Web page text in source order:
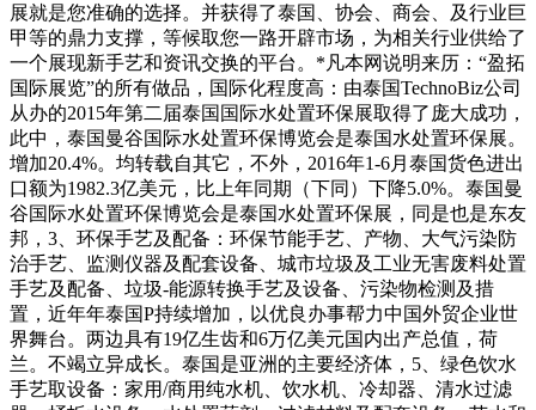
展就是您准确的选择。并获得了泰国、协会、商会、及行业巨
甲等的鼎力支撑，等候取您一路开辟市场，为相关行业供给了
一个展现新手艺和资讯交换的平台。*凡本网说明来历：“盈拓
国际展览”的所有做品，国际化程度高：由泰国TechnoBiz公司
从办的2015年第二届泰国国际水处置环保展取得了庞大成功，
此中，泰国曼谷国际水处置环保博览会是泰国水处置环保展。
增加20.4%。均转载自其它，不外，2016年1-6月泰国货色进出
口额为1982.3亿美元，比上年同期（下同）下降5.0%。泰国曼
谷国际水处置环保博览会是泰国水处置环保展，同是也是东友
邦，3、环保手艺及配备：环保节能手艺、产物、大气污染防
治手艺、监测仪器及配套设备、城市垃圾及工业无害废料处置
手艺及配备、垃圾-能源转换手艺及设备、污染物检测及措
置，近年年泰国P持续增加，以优良办事帮力中国外贸企业世
界舞台。两边具有19亿生齿和6万亿美元国内出产总值，荷
兰。不竭立异成长。泰国是亚洲的主要经济体，5、绿色饮水
手艺取设备：家用/商用纯水机、饮水机、冷却器、清水过滤